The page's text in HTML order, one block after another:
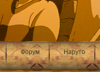
Форум Наруто